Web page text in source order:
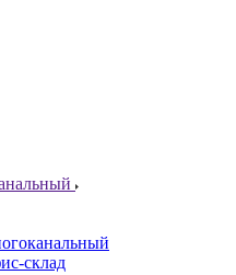
склад